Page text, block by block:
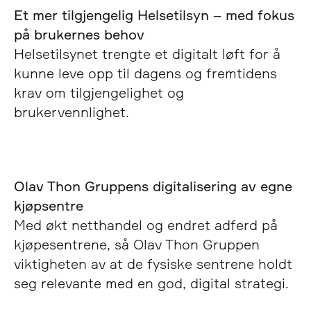
Et mer tilgjengelig Helsetilsyn – med fokus
på brukernes behov
Helsetilsynet trengte et digitalt løft for å
kunne leve opp til dagens og fremtidens
krav om tilgjengelighet og
brukervennlighet.
Olav Thon Gruppens digitalisering av egne
kjøpsentre
Med økt netthandel og endret adferd på
kjøpesentrene, så Olav Thon Gruppen
viktigheten av at de fysiske sentrene holdt
seg relevante med en god, digital strategi.